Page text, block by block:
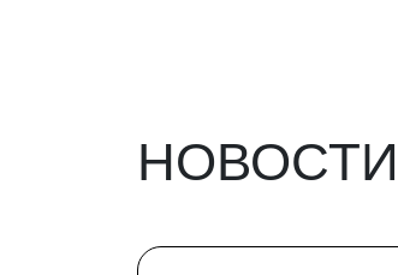
НОВОСТИ